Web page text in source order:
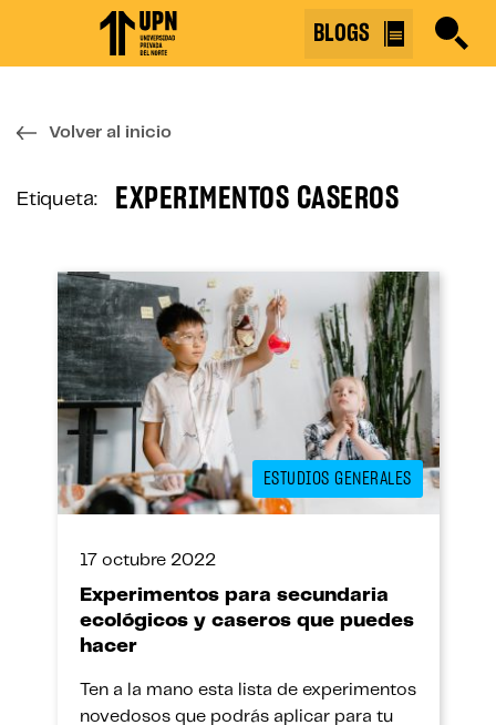
↷
BLOGS
Volver al inicio
Etiqueta: EXPERIMENTOS CASEROS
ESTUDIOS GENERALES
17 octubre 2022
Experimentos para secundaria
ecológicos y caseros que puedes
hacer
Ten a la mano esta lista de experimentos
novedosos que podrás aplicar para tu